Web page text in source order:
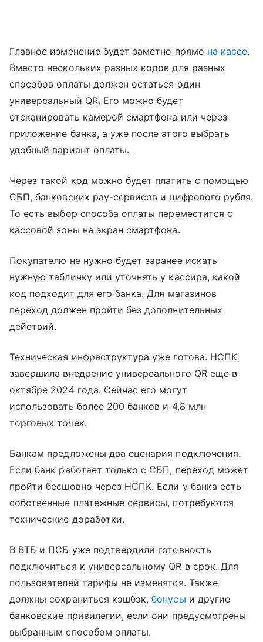
Главное изменение будет заметно прямо на кассе.
Вместо нескольких разных кодов для разных
способов оплаты должен остаться один
универсальный QR. Его можно будет
отсканировать камерой смартфона или через
приложение банка, а уже после этого выбрать
удобный вариант оплаты.
Через такой код можно будет платить с помощью
СБП, банковских pay-сервисов и цифрового рубля.
То есть выбор способа оплаты переместится с
кассовой зоны на экран смартфона.
Покупателю не нужно будет заранее искать
нужную табличку или уточнять у кассира, какой
код подходит для его банка. Для магазинов
переход должен пройти без дополнительных
действий.
Техническая инфраструктура уже готова. НСПК
завершила внедрение универсального QR еще в
октябре 2024 года. Сейчас его могут
использовать более 200 банков и 4,8 млн
торговых точек.
Банкам предложены два сценария подключения.
Если банк работает только с СБП, переход может
пройти бесшовно через НСПК. Если у банка есть
собственные платежные сервисы, потребуются
технические доработки.
В ВТБ и ПСБ уже подтвердили готовность
подключиться к универсальному QR в срок. Для
пользователей тарифы не изменятся. Также
должны сохраниться кэшбэк,бонусы и другие
банковские привилегии, если они предусмотрены
выбранным способом оплаты.